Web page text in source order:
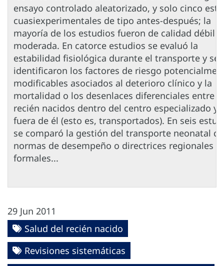
ensayo controlado aleatorizado, y solo cinco
cuasiexperimentales de tipo antes-después; la
mayoría de los estudios fueron de calidad débil o
moderada. En catorce estudios se evaluó la
estabilidad fisiológica durante el transporte y se
identificaron los factores de riesgo
modificables asociados al deterioro clínico y la
mortalidad o los desenlaces diferenciales entre
recién nacidos dentro del centro especializado y
fuera de él (esto es, transportados). En seis
se comparó la gestión del transporte neonatal
normas de desempeño o directrices regionales
formales...
29 Jun 2011
Salud del recién nacido
Revisiones sistemáticas